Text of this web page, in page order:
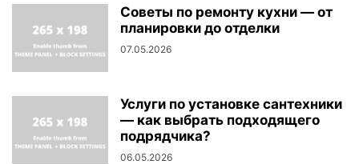
Советы по ремонту кухни — от
планировки до отделки
07.05.2026
Услуги по установке сантехники
— как выбрать подходящего
подрядчика?
06.05.2026